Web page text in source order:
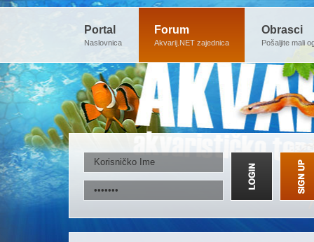
Portal
Naslovnica
Forum
Akvarij.NET zajednica
Obrasci
Pošaljite mali